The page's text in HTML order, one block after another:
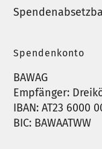
Spendenkonto
BAWAG
Empfänger:
IBAN: AT23 6000
BIC: BAWAATWW